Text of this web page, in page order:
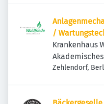
/
Krankenhaus
Charité
Zehlendorf,